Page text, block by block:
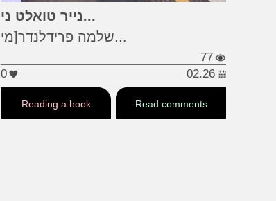
#מינונה #גרוטסקה
#שלמה פרידלנדר
נייר טואלט ני...
שלמה פרידלנדר[מי...
77
02.26
0
Read comments
Reading a book